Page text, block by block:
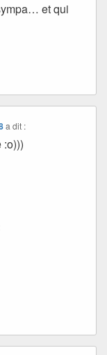
et qui
a dit :